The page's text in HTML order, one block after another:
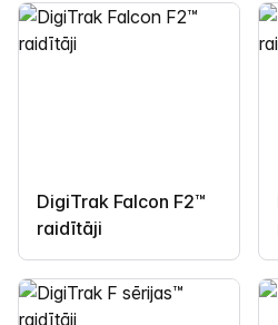
DigiTrak Falcon F2™
raidītāji